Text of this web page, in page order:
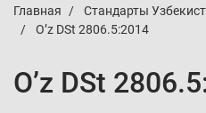
Главная Стандарты
O’z DSt 2806.5:2014
O’z DSt